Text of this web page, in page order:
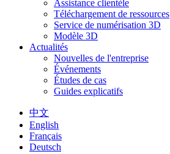
Assistance clientèle
Téléchargement de ressources
Service de numérisation 3D
Modèle 3D
Actualités
Nouvelles de l'entreprise
Événements
Études de cas
Guides explicatifs
中文
English
Français
Deutsch